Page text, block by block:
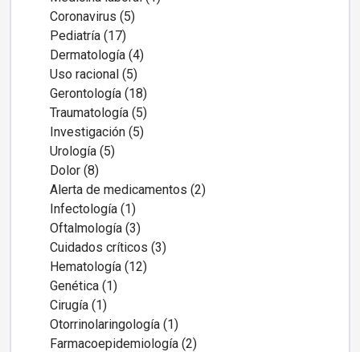
Coronavirus (5)
Pediatría (17)
Dermatología (4)
Uso racional (5)
Gerontología (18)
Traumatología (5)
Investigación (5)
Urología (5)
Dolor (8)
Alerta de medicamentos (2)
Infectología (1)
Oftalmología (3)
Cuidados críticos (3)
Hematología (12)
Genética (1)
Cirugía (1)
Otorrinolaringología (1)
Farmacoepidemiología (2)